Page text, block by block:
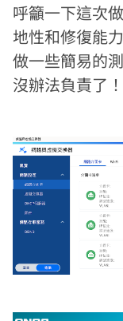
呼籲一下這次
地性和修復能
做一些簡易的
沒辦法負責了！